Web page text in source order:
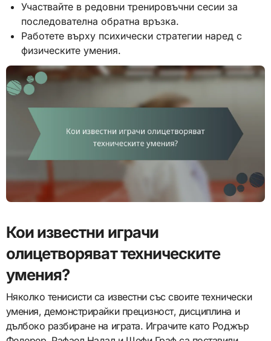
Участвайте в редовни тренировъчни сесии за
последователна обратна връзка.
Работете върху психически стратегии наред с
физическите умения.
Кои известни играчи
олицетворяват техническите
умения?
Няколко тенисисти са известни със своите технически
умения, демонстрирайки прецизност, дисциплина и
дълбоко разбиране на играта. Играчите като Роджър